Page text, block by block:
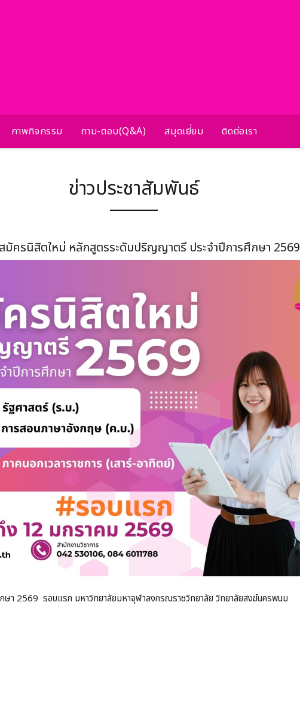
ภาพกิจกรรม ถาม-ตอบ(Q&A) สมุดเยี่ยม ติดต่อเรา
ข่าวประชาสัมพันธ์
มัครนิสิตใหม่ หลักสูตรระดับปริญญาตรี ประจำปีการศึกษา 2569
า 2569 รอบแรก มหาวิทยาลัยมหาจุฬาลงกรณราชวิทยาลัย วิทยาลัยสงฆ์นครพนม